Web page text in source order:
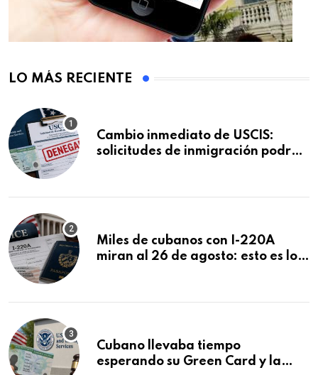
LO MÁS RECIENTE
Cambio inmediato de USCIS:
solicitudes de inmigración podrán
Miles de cubanos con I-220A
miran al 26 de agosto: esto es lo
Cubano llevaba tiempo
esperando su Green Card y la